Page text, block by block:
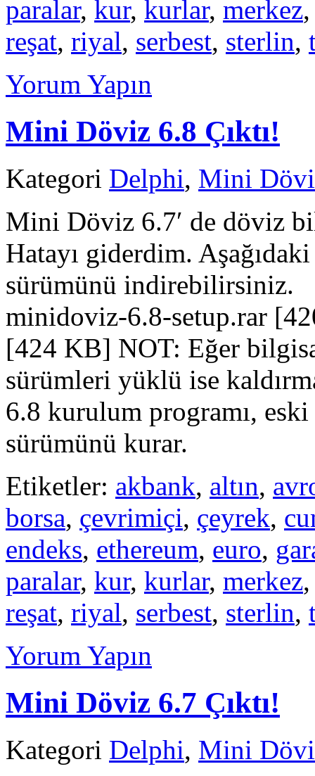
paralar, kur, kurlar, merkez
reşat, riyal, serbest, sterlin,
Yorum Yapın
Mini Döviz 6.8 Çıktı!
Kategori Delphi, Mini
Mini Döviz 6.7′ de döviz
Hatayı giderdim.
sürümünü
minidoviz-6.8-setup.rar
[424 KB] NOT: Eğer
sürümleri yüklü ise
6.8 kurulum programı,
sürümünü kurar.
Etiketler: akbank, altın,
borsa, çevrimiçi, çeyrek,
endeks, ethereum, euro,
paralar, kur, kurlar, merkez
reşat, riyal, serbest, sterlin,
Yorum Yapın
Mini Döviz 6.7 Çıktı!
Kategori Delphi, Mini